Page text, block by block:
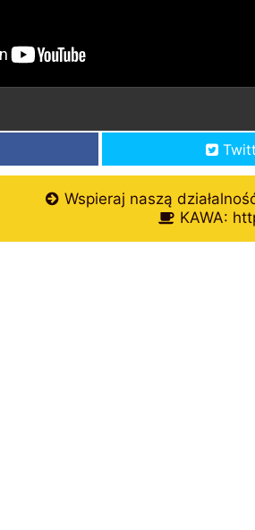
Wspieraj naszą
KAWA: